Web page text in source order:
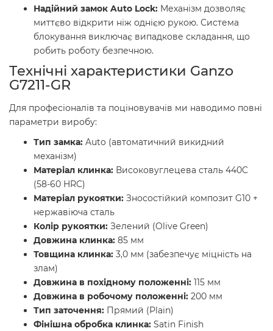
Надійний замок Auto Lock: Механізм дозволяє
миттєво відкрити ніж однією рукою. Система
блокування виключає випадкове складання, що
робить роботу безпечною.
Технічні характеристики Ganzo
G7211-GR
Для професіоналів та поціновувачів ми наводимо повні
параметри виробу:
Тип замка: Auto (автоматичний викидний
механізм)
Матеріал клинка: Високовуглецева сталь 440C
(58-60 HRC)
Матеріал рукоятки: Зносостійкий композит G10 +
нержавіюча сталь
Колір рукоятки: Зелений (Olive Green)
Довжина клинка: 85 мм
Товщина клинка: 3,0 мм (забезпечує міцність на
злам)
Довжина в похідному положенні: 115 мм
Довжина в робочому положенні: 200 мм
Тип заточення: Прямий (Plain)
Фінішна обробка клинка: Satin Finish